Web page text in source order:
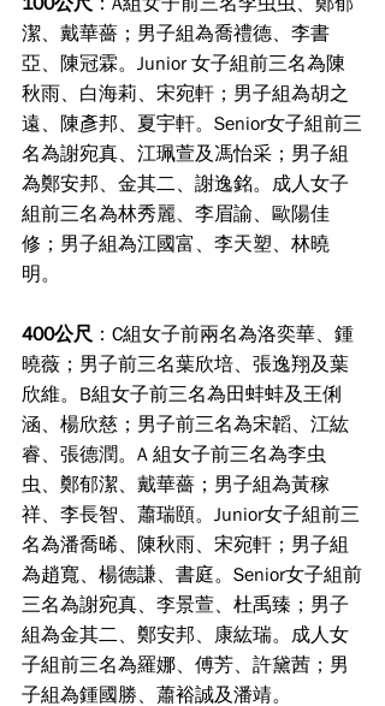
潔、戴華薔；男子組為喬禮德、李書
亞、陳冠霖。Junior 女子組前三名為陳
秋雨、白海莉、宋宛軒；男子組為胡之
遠、陳彥邦、夏宇軒。Senior女子組前三
名為謝宛真、江珮萱及馮怡采；男子組
為鄭安邦、金其二、謝逸銘。成人女子
組前三名為林秀麗、李眉諭、歐陽佳
修；男子組為江國富、李天塑、林曉
明。
400公尺 ：C組女子前兩名為洛奕華、鍾
曉薇；男子前三名葉欣培、張逸翔及葉
欣維。B組女子前三名為田蚌蚌及王俐
涵、楊欣慈；男子前三名為宋韜、江紘
睿、張德潤。A 組女子前三名為李虫
虫、鄭郁潔、戴華薔；男子組為黃稼
祥、李長智、蕭瑞頤。Junior女子組前三
名為潘喬晞、陳秋雨、宋宛軒；男子組
為趙寬、楊德謙、書庭。Senior女子組前
三名為謝宛真、李景萱、杜禹臻；男子
組為金其二、鄭安邦、康紘瑞。成人女
子組前三名為羅娜、傅芳、許黛茜；男
子組為鍾國勝、蕭裕誠及潘靖。